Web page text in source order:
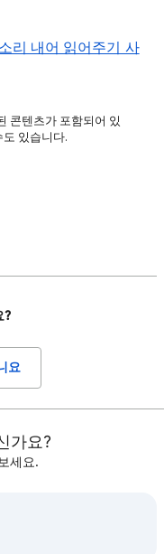
리 내어 읽어주기 사
콘텐츠가 포함되어 있
있습니다.
?
요
가요?
세요.